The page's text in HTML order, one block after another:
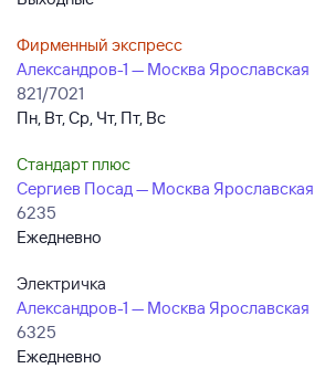
Фирменный экспресс
Александров-1 — Москва Ярославская
821/7021
Пн, Вт, Ср, Чт, Пт, Вс
Стандарт плюс
Сергиев Посад — Москва Ярославская
6235
Ежедневно
Электричка
Александров-1 — Москва Ярославская
6325
Ежедневно